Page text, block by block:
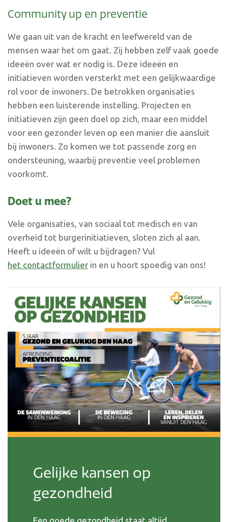
Community up en preventie
We gaan uit van de kracht en leefwereld van de
mensen waar het om gaat. Zij hebben zelf vaak goede
ideeën over wat er nodig is. Deze ideeën en
initiatieven worden versterkt met een gelijkwaardige
rol voor de inwoners. De betrokken organisaties
hebben een luisterende instelling. Projecten en
initiatieven zijn geen doel op zich, maar een middel
voor een gezonder leven op een manier die aansluit
bij inwoners. Zo komen we tot passende zorg en
ondersteuning, waarbij preventie veel problemen
voorkomt.
Doet u mee?
Vele organisaties, van sociaal tot medisch en van
overheid tot burgerinitiatieven, sloten zich al aan.
Heeft u ideeën of wilt u bijdragen? Vul
het contactformulier in en u hoort spoedig van ons!
Gelijke kansen op
gezondheid